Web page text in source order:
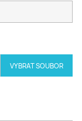
VYBRAT SOUBOR